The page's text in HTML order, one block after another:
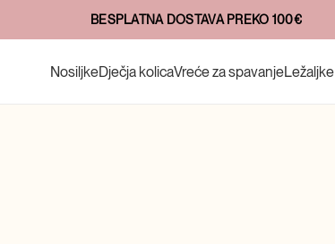
20+ GODINA INOVACIJA
NosiljkeDječja kolicaVreće za spavanjeLežaljke